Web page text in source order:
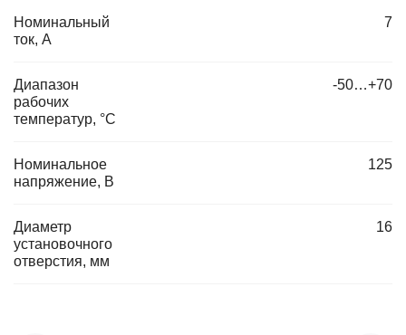
Номинальный
ток, А
7
Диапазон
рабочих
температур, °C
-50…+70
Номинальное
напряжение, В
125
Диаметр
установочного
отверстия, мм
16